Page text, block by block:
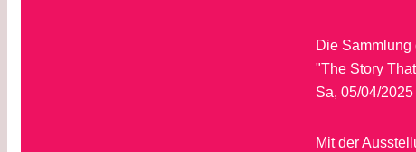
Die Sammlung
"The Story
Sa, 05/04/
Mit der